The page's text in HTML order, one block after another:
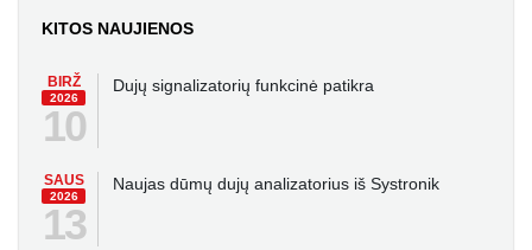
KITOS NAUJIENOS
BIRŽ
2026
10
Dujų signalizatorių funkcinė patikra
SAUS
2026
13
Naujas dūmų dujų analizatorius iš Systronik